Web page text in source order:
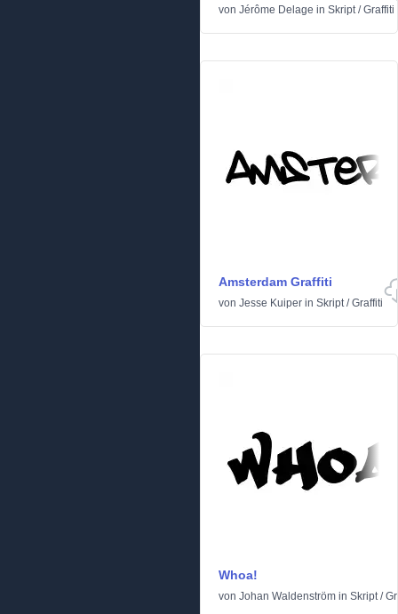
von Jérôme Delage in Skript/Graffiti
Amsterdam Graffiti
von Jesse Kuiper in Skript/Graffiti
Whoa!
von Johan Waldenström in Skript/